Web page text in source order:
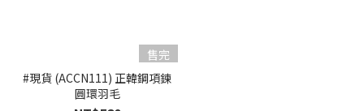
售完
#現貨 (ACCN111) 正韓鋼項鍊
圓環羽毛